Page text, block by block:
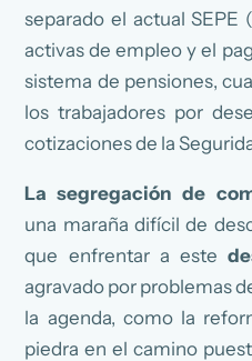
separado el actual SEPE
activas de empleo y el
sistema de pensiones,
los trabajadores por
cotizaciones de la
La segregación de
una maraña difícil de
que enfrentar a ested
agravado por problemas
la agenda, como la
piedra en el camino